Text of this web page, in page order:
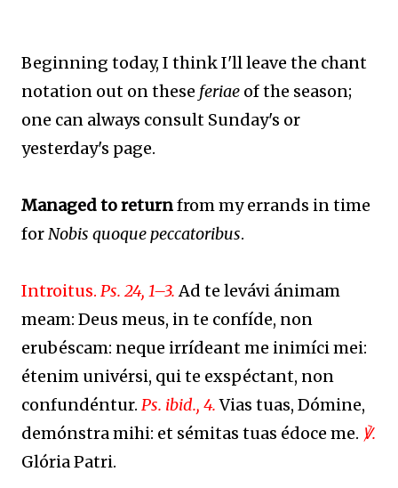
Beginning today, I think I'll leave the chant
notation out on these feriae of the season;
one can always consult Sunday's or
yesterday's page.
Managed to returnfrom my errands in time
forNobis quoque peccatoribus.
Introitus. Ps. 24, 1–3.Ad te levávi ánimam
meam: Deus meus, in te confíde, non
erubéscam: neque irrídeant me inimíci mei:
étenim univérsi, qui te exspéctant, non
confundéntur. Ps. ibid., 4.Vias tuas, Dómine,
demónstra mihi: et sémitas tuas édoce me. ℣.
Glória Patri.